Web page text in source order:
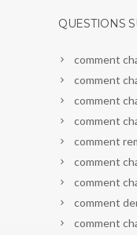
QUESTIONS
comment
comment
comment
comment
comment
comment
comment
comment
comment